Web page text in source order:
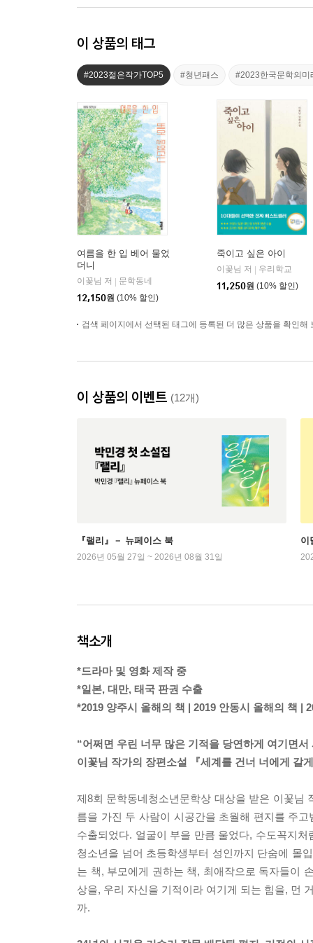
이 상품의 태그
#2023젊은작가TOP5 #청년패스 #2023한국문학의미
여름을 한 입 베어 물었
더니
이꽃님 저
문학동네
12,150원 (10% 할인)
죽이고 싶은 아이
이꽃님 저
우리학교
11,250원 (10% 할인)
검색 페이지에서 선택된 태그에 등록된 더 많은 상품을 확인해
이 상품의 이벤트 (12개)
『랠리』－ 뉴페이스 북
2026년 05월 27일 ~ 2026년 08월 31일
이
책소개
*드라마 및 영화 제작 중
*일본, 대만, 태국 판권 수출
*2019 양주시 올해의 책 | 2019 안동시 올해의 책 |
“어쩌면 우린 너무 많은 기적을 당연하게 여기면
이꽃님 작가의 장편소설 『세계를 건너 너에게 갈
제8회 문학동네청소년문학상 대상을 받은 이꽃님
름을 가진 두 사람이 시공간을 초월해 편지를 주
수출되었다. 얼굴이 부을 만큼 울었다, 수도꼭지
청소년을 넘어 초등학생부터 성인까지 단숨에 몰
는 책, 부모에게 권하는 책, 최애작으로 독자들이
상을, 우리 자신을 기적이라 여기게 되는 힘을, 먼
까.